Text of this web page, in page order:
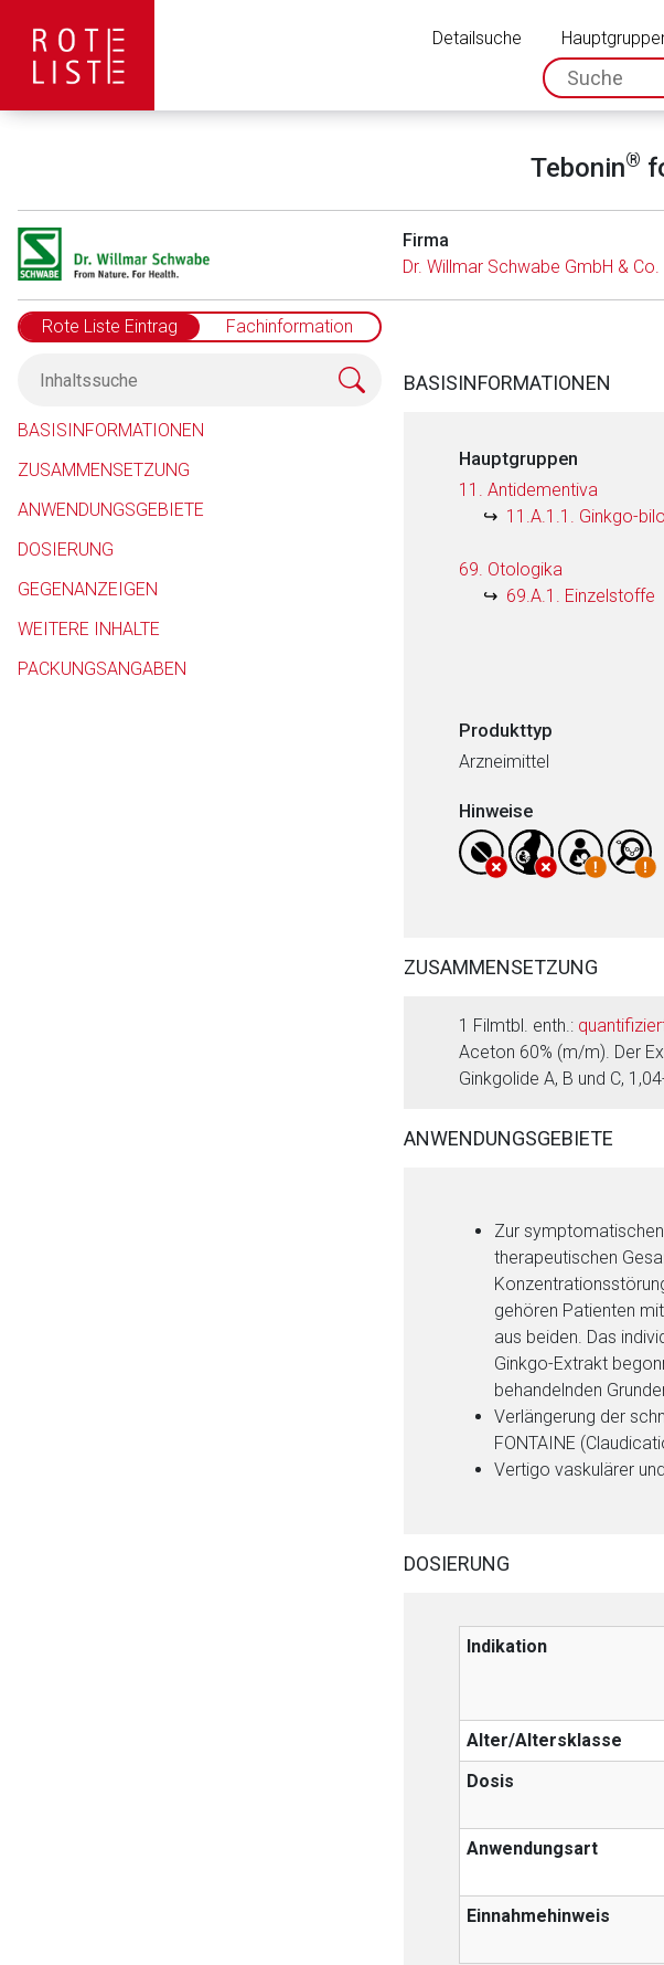
Detailsuche
Tebonin®
Firma
Dr. Willmar Schwabe GmbH & Co.
Rote Liste Eintrag Fachinformation
BASISINFORMATIONEN
ZUSAMMENSETZUNG
ANWENDUNGSGEBIETE
DOSIERUNG
GEGENANZEIGEN
WEITERE INHALTE
PACKUNGSANGABEN
BASISINFORMATIONEN
Hauptgruppen
11. Antidementiva
11.A.1.1. Ginkgo-
69. Otologika
69.A.1. Einzelstoffe
Produkttyp
Arzneimittel
Hinweise
ZUSAMMENSETZUNG
1 Filmtbl. enth.:
Aceton 60% (m/m). Der
Ginkgolide A, B und C,
ANWENDUNGSGEBIETE
Zur
therapeutischen
gehören Patienten
aus beiden. Das
Ginkgo-Extrakt
behandelnden
Verlängerung der
FONTAINE
Vertigo vaskulärer
DOSIERUNG
Indikation
Alter/Altersklasse
Dosis
Anwendungsart
Einnahmehinweis
Aufruf einer externen Seite